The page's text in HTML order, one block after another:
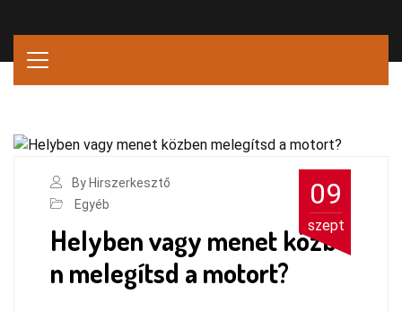
09
szept
By Hirszerkesztő
Egyéb
Helyben vagy menet közbe
n melegítsd a motort?